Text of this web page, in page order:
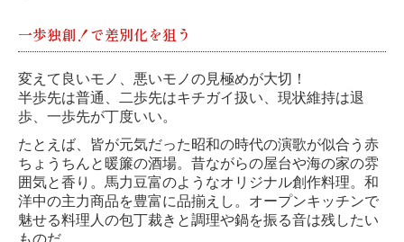
一歩独創！で差別化を狙う
変えて良いモノ、悪いモノの見極めが大切！
半歩先は普通、二歩先はキチガイ扱い、現状維持は退
歩、一歩先が丁度いい。
たとえば、皆が元気だった昭和の時代の演歌が似合う赤
ちょうちんと暖簾の酒場。昔ながらの屋台や海の家の雰
囲気と香り。馬力豆富のようなオリジナル創作料理。和
洋中の主力商品を豊富に品揃えし。オープンキッチンで
魅せる料理人の包丁裁きと調理や鍋を振る音は残したい